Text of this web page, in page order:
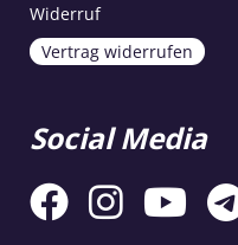
Widerruf
Vertrag widerrufen
Social Media